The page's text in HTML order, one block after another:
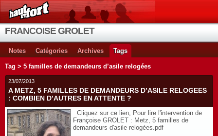
FRANCOISE GROLET
Notes Catégories Archives Tags
Tag > 5 familles de demandeurs d’asile relogées
23/07/2013
A METZ, 5 FAMILLES DE DEMANDEURS D’ASILE RELOGEES
: COMBIEN D’AUTRES EN ATTENTE ?
Cliquez sur ce lien, Pour lire l'intervention de
Françoise GROLET : Metz, 5 familles de
demandeurs d'asile relogées.pdf